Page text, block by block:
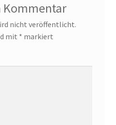
Kommentar
nicht veröffentlicht.
mit * markiert